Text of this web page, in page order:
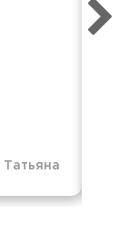
Татьяна